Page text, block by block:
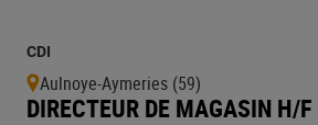
CDI
Aulnoye-Aymeries (59)
DIRECTEUR DE MAGASIN H/